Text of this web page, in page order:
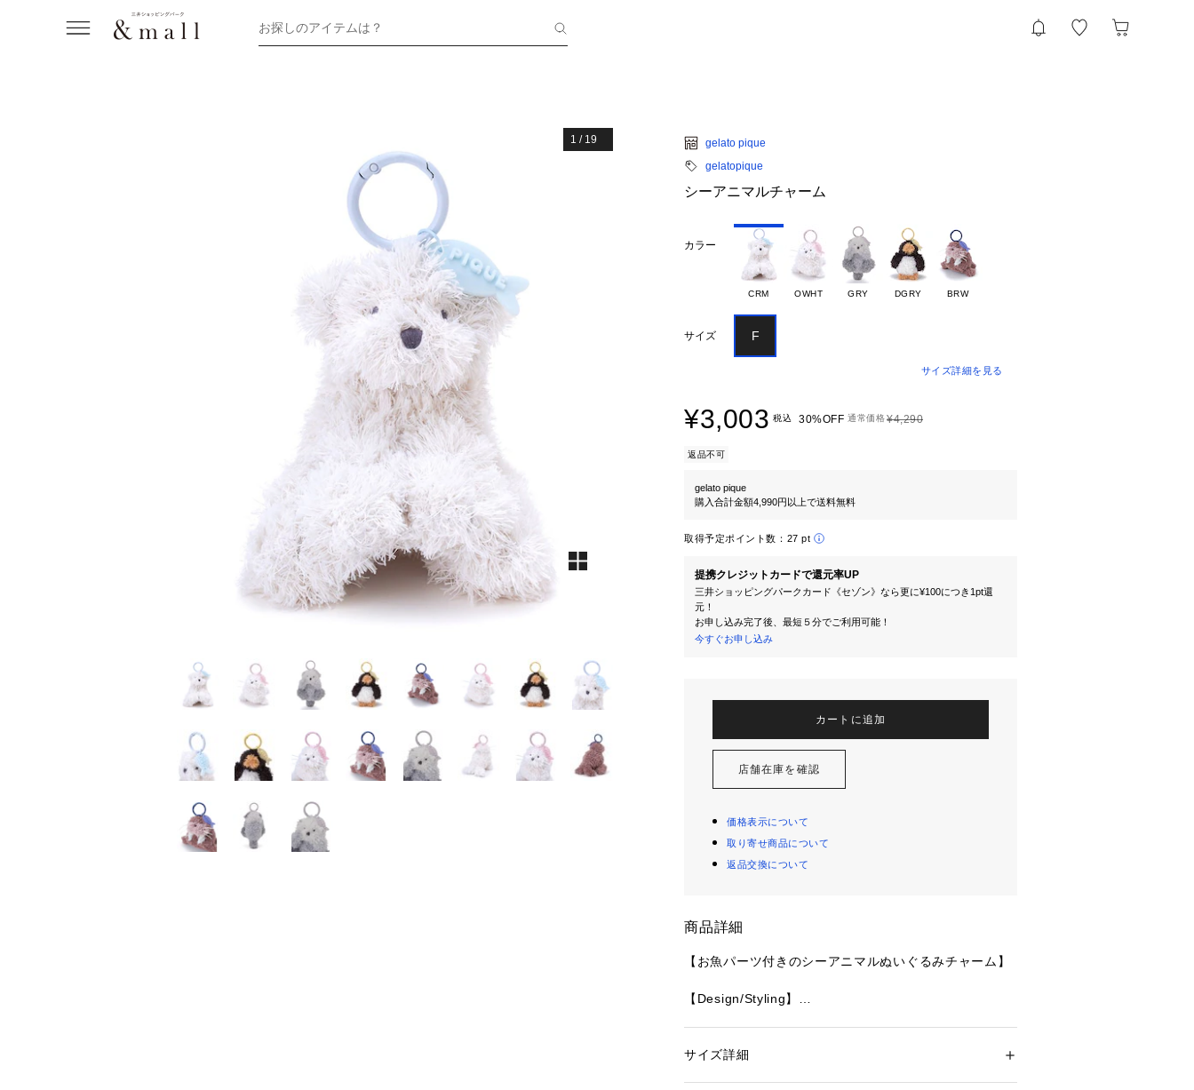
お探しのアイテムは？
1 / 19
gelato pique
gelatopique
シーアニマルチャーム
カラー
CRM OWHT GRY DGRY BRW
サイズ F
サイズ詳細を見る
¥3,003 税込 30%OFF 通常価格¥4,290
返品不可
gelato pique
購入合計金額4,990円以上で送料無料
取得予定ポイント数： 27 pt
提携クレジットカードで還元率UP
三井ショッピングパークカード《セゾン》なら更に¥100につき1pt還
元！
お申し込み完了後、最短５分でご利用可能！
今すぐお申し込み
カートに追加
店舗在庫を確認
価格表示について
取り寄せ商品について
返品交換について
商品詳細
【お魚パーツ付きのシーアニマルぬいぐるみチャーム】
【Design/Styling】
クマやペンギンなど、シリーズ共通の海の生き物たち
性別：レディース
サイズ詳細